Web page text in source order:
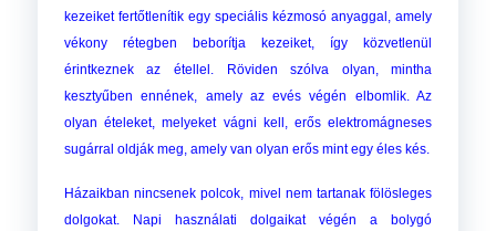
kezeiket fertőtlenítik egy speciális kézmosó anyaggal, amely
vékony rétegben beborítja kezeiket, így közvetlenül
érintkeznek az étellel. Röviden szólva olyan, mintha
kesztyűben ennének, amely az evés végén elbomlik. Az
olyan ételeket, melyeket vágni kell, erős elektromágneses
sugárral oldják meg, amely van olyan erős mint egy éles kés.
Házaikban nincsenek polcok, mivel nem tartanak fölösleges
dolgokat. Napi használati dolgaikat végén a bolygó